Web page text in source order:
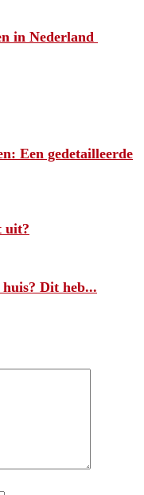
in Nederland
Een gedetailleerde
uit?
huis? Dit heb...